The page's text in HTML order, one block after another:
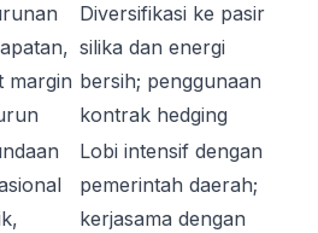
margin
Diversifikasi ke pasir
silika dan energi
bersih; penggunaan
kontrak hedging
Lobi intensif dengan
pemerintah daerah;
kerjasama dengan